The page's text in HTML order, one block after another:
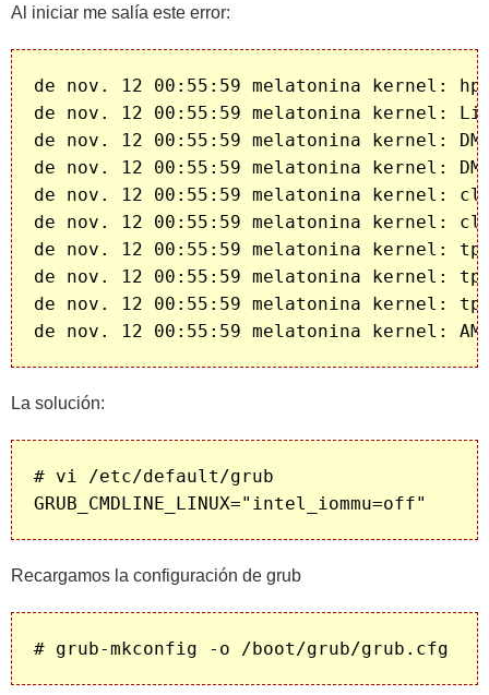
Al iniciar me salía este error:
de nov. 12 00:55:59 melatonina kernel:
de nov. 12 00:55:59 melatonina kernel:
de nov. 12 00:55:59 melatonina kernel:
de nov. 12 00:55:59 melatonina kernel:
de nov. 12 00:55:59 melatonina kernel:
de nov. 12 00:55:59 melatonina kernel:
de nov. 12 00:55:59 melatonina kernel:
de nov. 12 00:55:59 melatonina kernel:
de nov. 12 00:55:59 melatonina kernel:
La solución:
# vi /etc/default/grub
Recargamos la configuración de grub